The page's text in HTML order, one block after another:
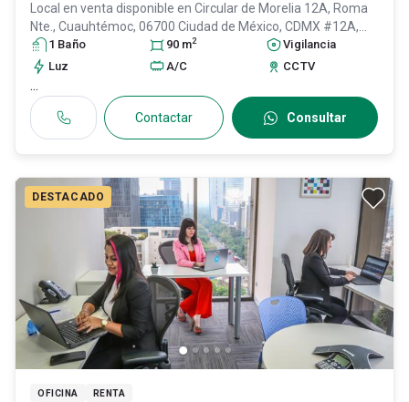
Local en venta disponible en Circular de Morelia 12A, Roma
Nte., Cuauhtémoc, 06700 Ciudad de México, CDMX #12A,
Col. Roma Norte,
Cuauhtémoc , DF / CDMX, México, C.P.
06700, ID:
1 Baño 90 m2
Vigilancia
Luz
A/C CCTV
...
Contactar Consultar
DESTACADO
OFICINA RENTA